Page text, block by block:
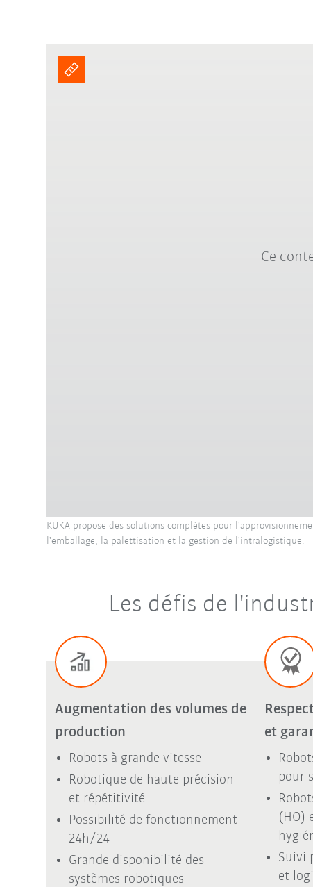
Ce
KUKA propose des solutions complètes pour
l'emballage, la palettisation et la gestion de l'intralogistique.
Les défis de
Augmentation des volumes de
production
Robots à grande vitesse
Robotique de haute précision
et répétitivité
Possibilité de fonctionnement
24h/24
Grande disponibilité des
systèmes robotiques
et
pour
(HO)
Suivi
et